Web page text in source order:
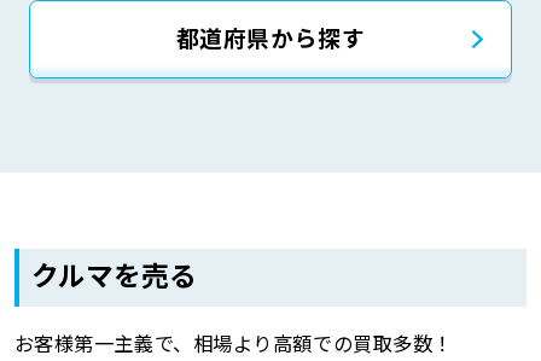
都道府県から探す
クルマを売る
お客様第一主義で、相場より高額での買取多数！